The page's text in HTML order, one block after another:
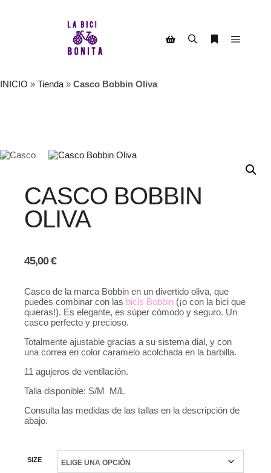
INICIO » Tienda » Casco Bobbin Oliva
CASCO BOBBIN
OLIVA
45,00€
Casco de la marca Bobbin en un divertido oliva, que
puedes combinar con las bicis Bobbin (¡o con la bici que
quieras!). Es elegante, es súper cómodo y seguro. Un
casco perfecto y precioso.
Totalmente ajustable gracias a su sistema dial, y con
una correa en color caramelo acolchada en la barbilla.
11 agujeros de ventilación.
Talla disponible: S/M M/L
Consulta las medidas de las tallas en la descripción de
abajo.
SIZE